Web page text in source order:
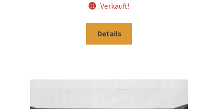
Verkauft!
Details